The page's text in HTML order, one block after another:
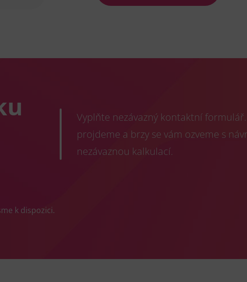
Vyplňte nezávazný kontaktní
projdeme a brzy se vám ozveme s
nezávaznou kalkulací.
k dispozici.